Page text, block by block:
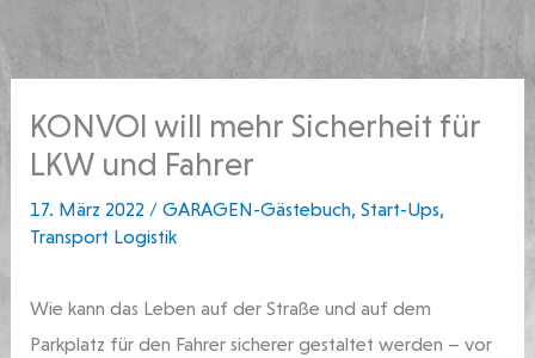
KONVOI will mehr Sicherheit für
LKW und Fahrer
17. März 2022/GARAGEN-Gästebuch,Start-Ups,
Transport Logistik
Wie kann das Leben auf der Straße und auf dem
Parkplatz für den Fahrer sicherer gestaltet werden – vor